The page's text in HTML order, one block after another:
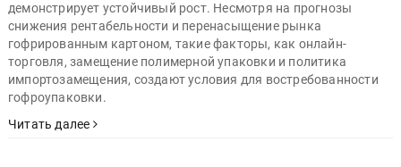
демонстрирует устойчивый рост. Несмотря на прогнозы
снижения рентабельности и перенасыщение рынка
гофрированным картоном, такие факторы, как онлайн-
торговля, замещение полимерной упаковки и политика
импортозамещения, создают условия для востребованности
гофроупаковки.
Читать далее